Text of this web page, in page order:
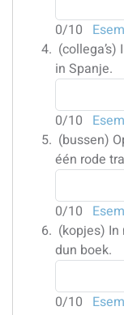
0/10
(collega’s)
in Spanje.
0/10
(bussen)
één rode
0/10
(kopjes) In
dun boek.
0/10